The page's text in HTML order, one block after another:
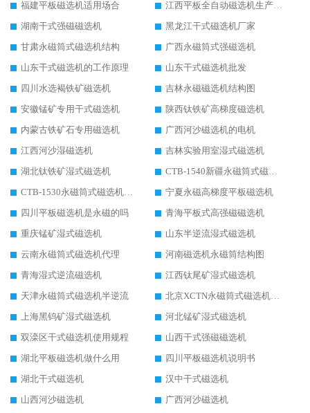
福建平板磁选机适用场合
江西平板全自动磁选机生产厂家
湖南干式强磁磁选机
黑龙江干式磁选机厂家
甘肃永磁筒式磁选机结构
广西永磁筒式强磁选机
山东干式磁选机的工作原理
山东干式磁选机批发
四川水选褐铁矿磁选机
吉林永磁磁选机结构图
安徽锰矿专用干式磁选机
陕西钛铁矿高梯度磁选机
内蒙古铁矿石专用磁选机
广西河沙磁选机的电机
江西河沙湿磁选机
吉林实验用室湿式磁选机
湖北钛铁矿湿式磁选机
CTB-1540新疆永磁筒式磁选机
CTB-1530永磁筒式磁选机代理商
宁夏永磁高梯度平板磁选机
四川平板磁选机是永磁的吗
青海平板式高强磁磁选机
重庆锰矿湿式磁选机
山东半逆流湿式磁选机
云南永磁筒式磁选机代理
河南磁选机永磁筒结构图
青海湿式逆流磁选机
江西钛尾矿湿式磁选机
天津永磁筒式磁选机半逆流
北京XCTN永磁筒式磁选机磁块位置
上海黑钨矿湿式磁选机
河北锰矿湿式磁选机
双滦区干式磁选机使用规程
山西干式强磁磁选机
湖北平板磁选机做什么用
四川平板磁选机说明书
湖北干式磁选机
汉中干式磁选机
山西河沙磁选机
广西河沙磁选机